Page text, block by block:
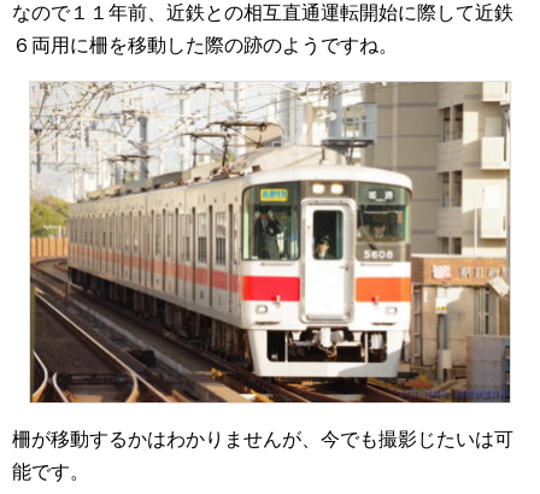
なので１１年前、近鉄との相互直通運転開始に際して近鉄
６両用に柵を移動した際の跡のようですね。
柵が移動するかはわかりませんが、今でも撮影じたいは可
能です。